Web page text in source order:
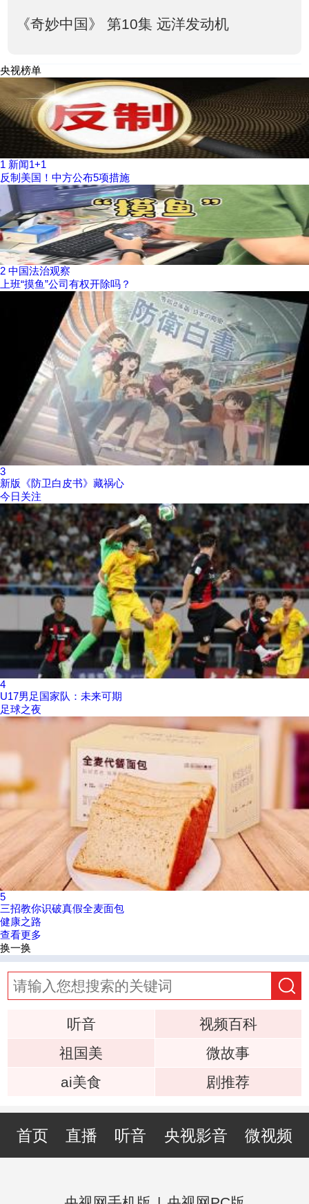
《奇妙中国》 第10集 远洋发动机
央视榜单
1 新闻1+1
反制美国！中方公布5项措施
2 中国法治观察
上班“摸鱼”公司有权开除吗？
3
新版《防卫白皮书》藏祸心
今日关注
4
U17男足国家队：未来可期
足球之夜
5
三招教你识破真假全麦面包
健康之路
查看更多
换一换
听音
视频百科
祖国美
微故事
ai美食
剧推荐
首页 直播 听音 央视影音 微视频